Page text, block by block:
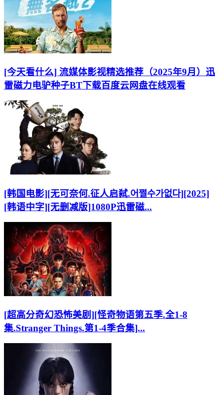
[今天看什么] 流媒体影视精选推荐（2025年9月）迅
雷磁力电驴种子BT下载百度云网盘在线观看
[韩国电影][无可奈何.征人启弑.어쩔수가없다][2025]
[韩语中字][无删减版]1080P迅雷磁...
[超高分奇幻恐怖美剧][怪奇物语第五季.全1-8
集.Stranger Things.第1-4季合集]...